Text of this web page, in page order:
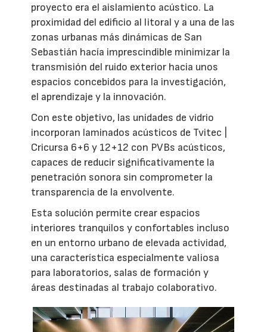
proyecto era el aislamiento acústico. La
proximidad del edificio al litoral y a una de las
zonas urbanas más dinámicas de San
Sebastián hacía imprescindible minimizar la
transmisión del ruido exterior hacia unos
espacios concebidos para la investigación,
el aprendizaje y la innovación.
Con este objetivo, las unidades de vidrio
incorporan laminados acústicos de Tvitec |
Cricursa 6+6 y 12+12 con PVBs acústicos,
capaces de reducir significativamente la
penetración sonora sin comprometer la
transparencia de la envolvente.
Esta solución permite crear espacios
interiores tranquilos y confortables incluso
en un entorno urbano de elevada actividad,
una característica especialmente valiosa
para laboratorios, salas de formación y
áreas destinadas al trabajo colaborativo.